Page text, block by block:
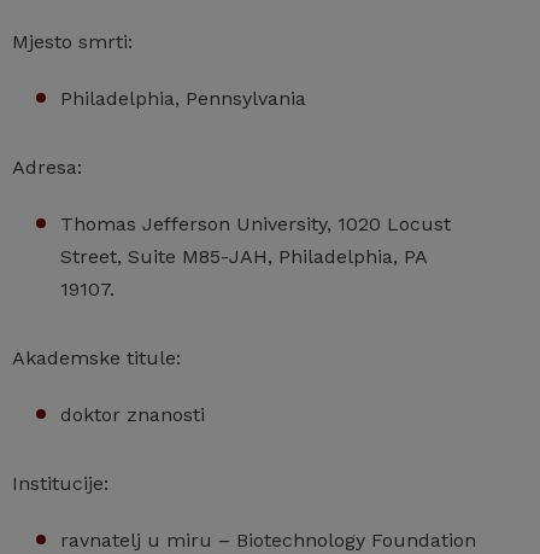
Mjesto smrti:
Philadelphia, Pennsylvania
Adresa:
Thomas Jefferson University, 1020 Locust
Street, Suite M85-JAH, Philadelphia, PA
19107.
Akademske titule:
doktor znanosti
Institucije:
ravnatelj u miru – Biotechnology Foundation